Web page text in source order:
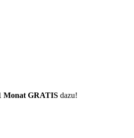
Monat GRATIS dazu!